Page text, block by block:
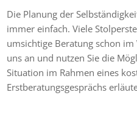
Die Planung der
immer einfach. Viele
umsichtige Beratung schon
uns an und nutzen Sie die
Situation im Rahmen eines
Erstberatungsgesprächs